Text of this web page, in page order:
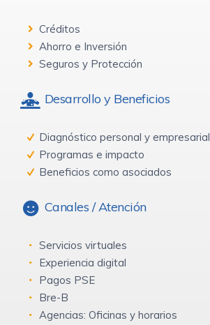
Créditos
Ahorro e Inversión
Seguros y Protección
Desarrollo y Beneficios
Diagnóstico personal y empresarial
Programas e impacto
Beneficios como asociados
Canales / Atención
Servicios virtuales
Experiencia digital
Pagos PSE
Bre-B
Agencias: Oficinas y horarios